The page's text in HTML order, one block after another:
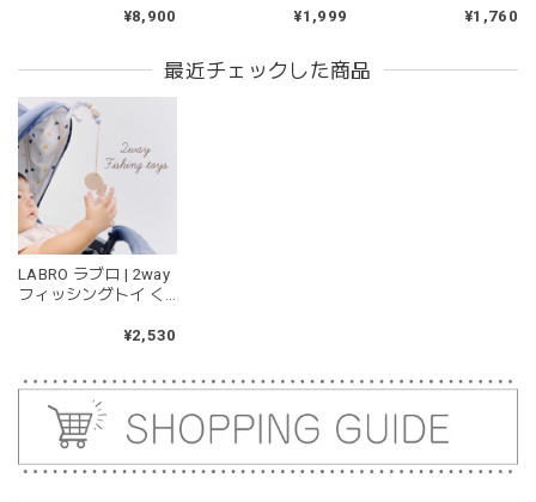
2026/04/24
持ちやすいようで今持ってるおもちゃの中で1番長く握って
遊び方をしています。見た目が可愛いので遊んでいる姿もと
ても可愛いです。また、シリコン製なので哺乳瓶と一緒に洗
ったり除菌できたり常に清潔に保てるのも嬉しいです。
moca
2026/04/24
耳の部分が咥えやすいようでよく遊んでいます。木の部分は
ますが、見た目が可愛くて満足です。
ツリー アンダイドプ
¥8,900 ¥1,999 ¥1,760
最近チェックした商品
LABRO ラブロ | 2way
フィッシングトイ く
リップ 木製おもちゃ
¥2,530